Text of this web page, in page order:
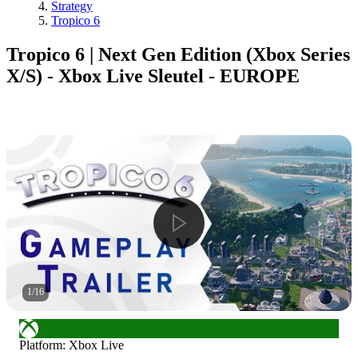
Strategy
Tropico 6
Tropico 6 | Next Gen Edition (Xbox Series
X/S) - Xbox Live Sleutel - EUROPE
1/16
Platform: Xbox Live